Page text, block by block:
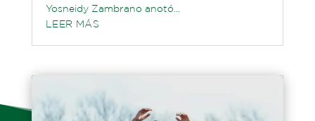
Yosneidy Zambrano anotó...
LEER MÁS